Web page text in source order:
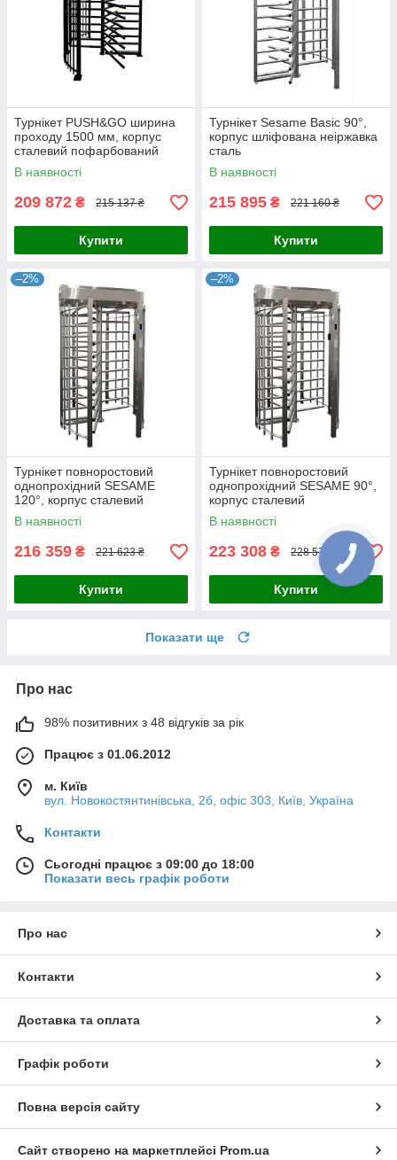
Турнікет PUSH&GO ширина
проходу 1500 мм, корпус
сталевий пофарбований
RAL7035 або RAL9005
В наявності
209 872 ₴ 215 137 ₴
Купити
Турнікет Sesame Basic 90°,
корпус шліфована неіржавка
сталь
В наявності
215 895 ₴ 221 160 ₴
Купити
–2%
Турнікет повноростовий
однопрохідний SESAME
120°, корпус сталевий
пофарбований RAL7035 або
RAL9005
В наявності
216 359 ₴ 221 623 ₴
Купити
–2%
Турнікет повноростовий
однопрохідний SESAME 90°,
корпус сталевий
пофарбований RAL7035 або
RAL9005
В наявності
223 308 ₴ 228 573 ₴
Купити
Показати ще
Про нас
98% позитивних з 48 відгуків за рік
Працює з 01.06.2012
м. Київ
вул. Новокостянтинівська, 2б, офіс 303, Київ, Україна
Контакти
Сьогодні працює з 09:00 до 18:00
Показати весь графік роботи
Про нас
Контакти
Доставка та оплата
Графік роботи
Повна версія сайту
Сайт створено на маркетплейсі Prom.ua